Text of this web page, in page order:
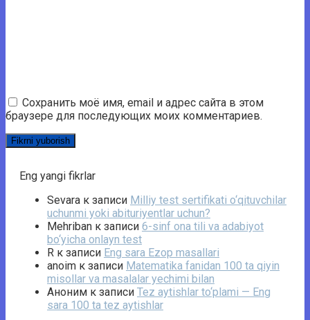
Сохранить моё имя, email и адрес сайта в этом
браузере для последующих моих комментариев.
Eng yangi fikrlar
Sevara к записи Milliy test sertifikati o‘qituvchilar
uchunmi yoki abituriyentlar uchun?
Mehriban к записи 6-sinf ona tili va adabiyot
bo‘yicha onlayn test
R к записи Eng sara Ezop masallari
anoim к записи Matematika fanidan 100 ta qiyin
misollar va masalalar yechimi bilan
Аноним к записи Tez aytishlar to‘plami — Eng
sara 100 ta tez aytishlar